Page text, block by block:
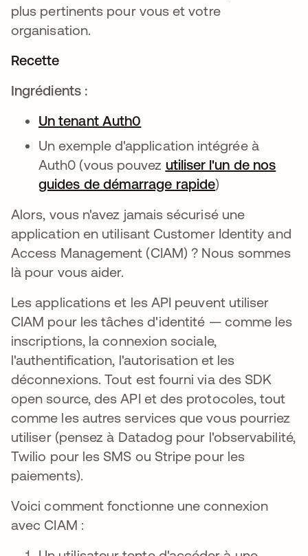
plus pertinents pour vous et votre
organisation.
Recette
Ingrédients :
Un tenant Auth0
Un exemple d'application intégrée à
Auth0 (vous pouvez utiliser l'un de nos
guides de démarrage rapides’ouvre dans
)
Alors, vous n'avez jamais sécurisé une
application en utilisant Customer Identity and
Access Management (CIAM) ? Nous sommes
là pour vous aider.
Les applications et les API peuvent utiliser
CIAM pour les tâches d'identité — comme les
inscriptions, la connexion sociale,
l'authentification, l'autorisation et les
déconnexions. Tout est fourni via des SDK
open source, des API et des protocoles, tout
comme les autres services que vous pourriez
utiliser (pensez à Datadog pour l'observabilité,
Twilio pour les SMS ou Stripe pour les
paiements).
Voici comment fonctionne une connexion
avec CIAM :